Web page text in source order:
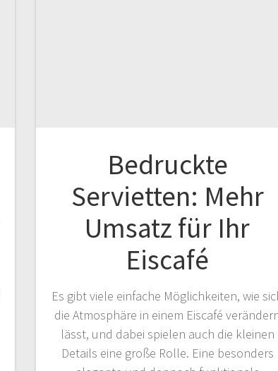
Bedruckte
Servietten: Mehr
Umsatz für Ihr
Eiscafé
Es gibt viele einfache Möglichkeiten, wie
die Atmosphäre in einem Eiscafé
lässt, und dabei spielen auch die kleinen
Details eine große Rolle. Eine besonders